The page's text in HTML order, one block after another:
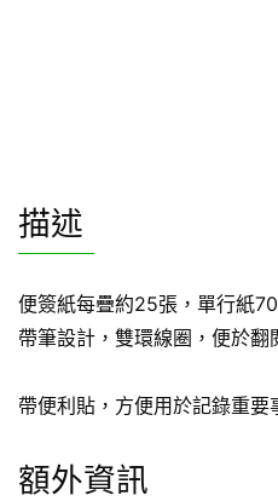
描述
便簽紙每疊約25張，單行紙70
帶筆設計，雙環線圈，便於翻
帶便利貼，方便用於記錄重要
額外資訊